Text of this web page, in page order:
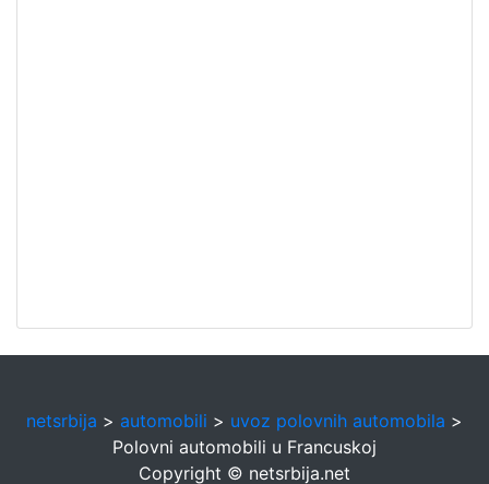
netsrbija > automobili > uvoz polovnih automobila >
Polovni automobili u Francuskoj
Copyright © netsrbija.net